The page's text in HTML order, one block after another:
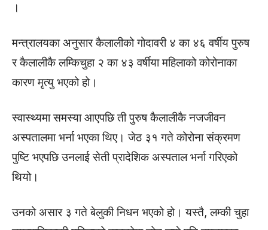
।
मन्त्रालयका अनुसार कैलालीको गोदावरी ४ का ४६ वर्षीय पुरुष
र कैलालीकै लम्किचुहा २ का ४३ वर्षीया महिलाको कोरोनाका
कारण मृत्यु भएको हो।
स्वास्थ्यमा समस्या आएपछि ती पुरुष कैलालीकै नजजीवन
अस्पतालमा भर्ना भएका थिए। जेठ ३१ गते कोरोना संक्रमण
पुष्टि भएपछि उनलाई सेती प्रादेशिक अस्पताल भर्ना गरिएको
थियो।
उनको असार ३ गते बेलुकी निधन भएको हो। यस्तै, लम्की चुहा